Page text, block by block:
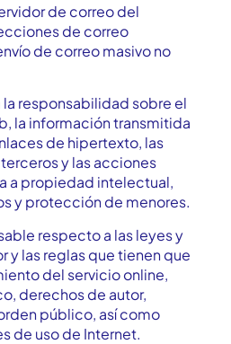
de correo del
de correo
de correo masivo no
la responsabilidad sobre el
la información transmitida
de hipertexto, las
y las acciones
a propiedad intelectual,
y protección de menores.
respecto a las leyes y
y las reglas que tienen que
del servicio online,
derechos de autor,
público, así como
de uso de Internet.